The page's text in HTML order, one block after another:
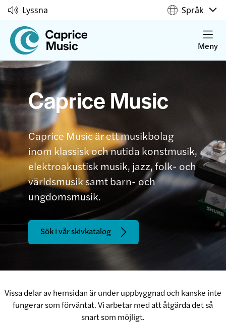
Lyssna Språk
Meny
Caprice Music
Caprice Music är ett musikbolag
inom klassisk och nutida konstmusik,
elektroakustisk musik, jazz, folk- och
världsmusik samt barn- och
ungdomsmusik.
Sök i vår skivkatalog
Vissa delar av hemsidan är under uppbyggnad och kanske inte
fungerar som förväntat. Vi arbetar med att åtgärda det så
snart som möjligt.